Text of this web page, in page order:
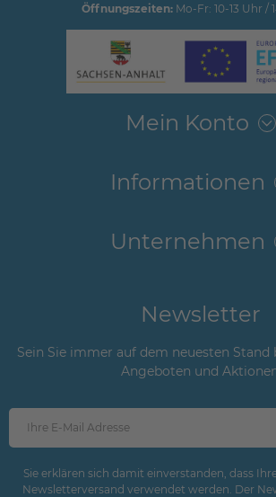
Öffnungszeiten:Mo-Fr: 10-13 Uhr /
Mein Konto
Informationen
Unternehmen
Newsletter
Sein Sie immer auf dem neuesten Stand
Angeboten und
Sie erklären sich damit einverstanden, dass
Newsletterversand verwendet werden. Der